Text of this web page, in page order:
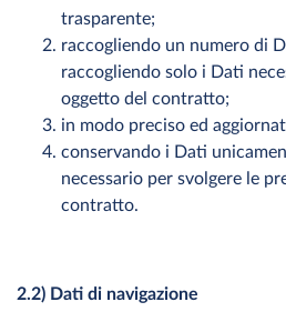
trasparente;
raccogliendo un numero di
raccogliendo solo i Dati
oggetto del contratto;
in modo preciso ed
conservando i Dati
necessario per svolgere le
contratto.
2.2) Dati di navigazione